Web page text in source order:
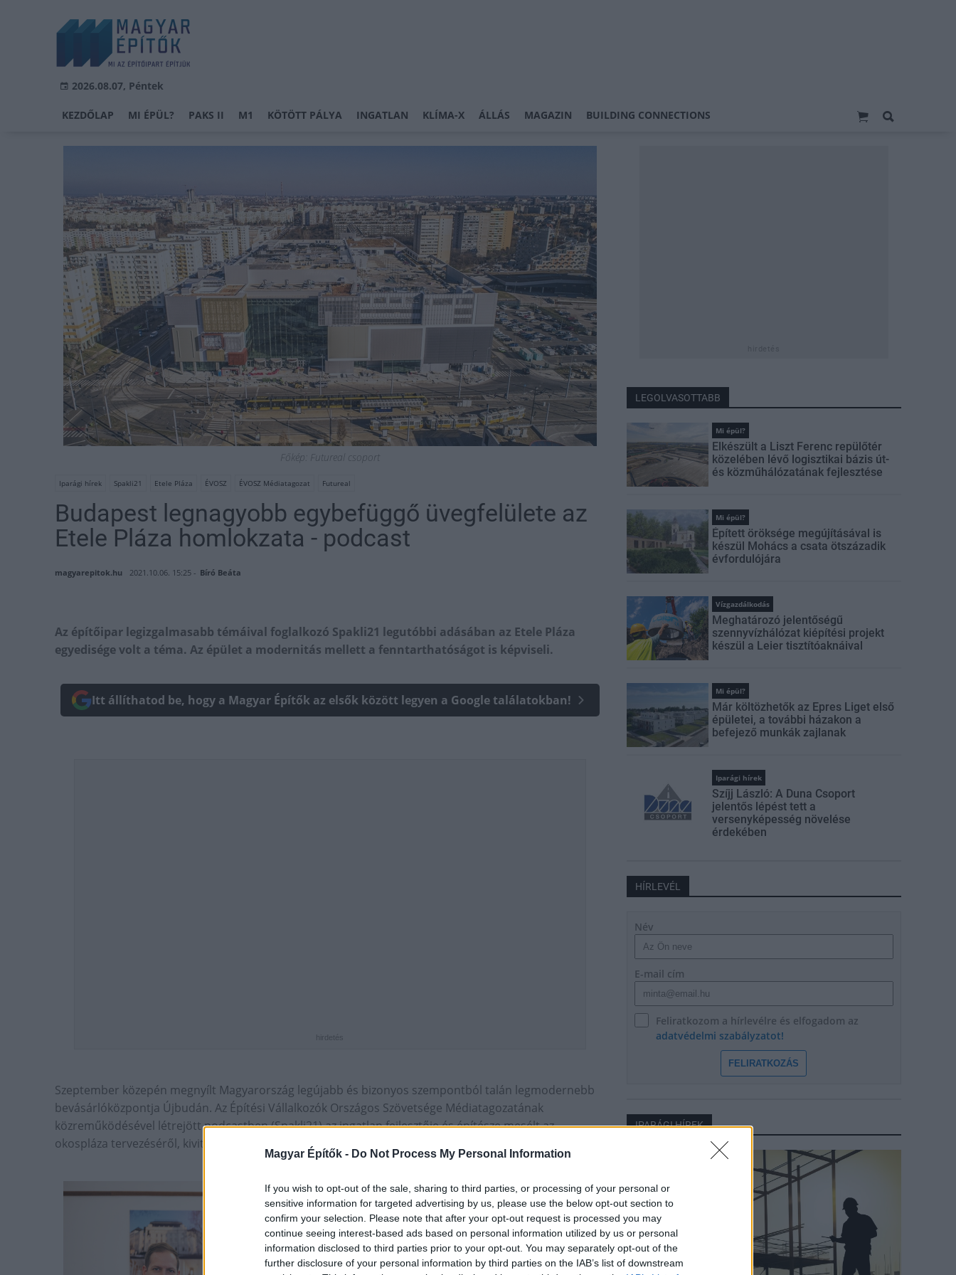
Magyar Építők - Do Not Process My Personal Information
If you wish to opt-out of the sale, sharing to third parties, or processing of your personal or
sensitive information for targeted advertising by us, please use the below opt-out section to
confirm your selection. Please note that after your opt-out request is processed you may
continue seeing interest-based ads based on personal information utilized by us or personal
information disclosed to third parties prior to your opt-out. You may separately opt-out of the
further disclosure of your personal information by third parties on the IAB’s list of downstream
2026.08.07, Péntek
KEZDŐLAP MI ÉPÜL? PAKS II M1 KÖTÖTT PÁLYA INGATLAN KLÍMA-X ÁLLÁS MAGAZIN BUILDING CONNECTIONS
Főkép: Futureal csoport
Iparági hírek Spakli21 Etele Pláza ÉVOSZ ÉVOSZ Médiatagozat Futureal
Budapest legnagyobb egybefüggő üvegfelülete az
Etele Pláza homlokzata - podcast
magyarepitok.hu 2021.10.06. 15:25 - Bíró Beáta
Az építőipar legizgalmasabb témáival foglalkozó Spakli21 legutóbbi adásában az Etele Pláza
egyedisége volt a téma. Az épület a modernitás mellett a fenntarthatóságot is képviseli.
Itt állíthatod be, hogy a Magyar Építők az elsők között legyen a Google találatokban!
hirdetés
Szeptember közepén megnyílt Magyarország legújabb és bizonyos szempontból talán legmodernebb
bevásárlóközpontja Újbudán. Az Építési Vállalkozók Országos Szövetsége Médiatagozatának
közreműködésével létrejött podcastben (Spakli21) az ingatlan fejlesztője és építésze mesélt az
okospláza tervezéséről, kivitelezéséről.
LEGOLVASOTTABB
Mi épül?
Elkészült a Liszt Ferenc repülőtér
közelében lévő logisztikai bázis út-
és közműhálózatának fejlesztése
Mi épül?
Épített öröksége megújításával is
készül Mohács a csata ötszázadik
évfordulójára
Vízgazdálkodás
Meghatározó jelentőségű
szennyvízhálózat kiépítési projekt
készül a Leier tisztítóaknáival
Mi épül?
Már költözhetők az Epres Liget első
épületei, a további házakon a
befejező munkák zajlanak
Iparági hírek
Szíjj László: A Duna Csoport
jelentős lépést tett a
versenyképesség növelése
érdekében
HÍRLEVÉL
Név
E-mail cím
Feliratkozom a hírlevélre és elfogadom az
adatvédelmi szabályzatot!
FELIRATKOZÁS
IPARÁGI HÍREK